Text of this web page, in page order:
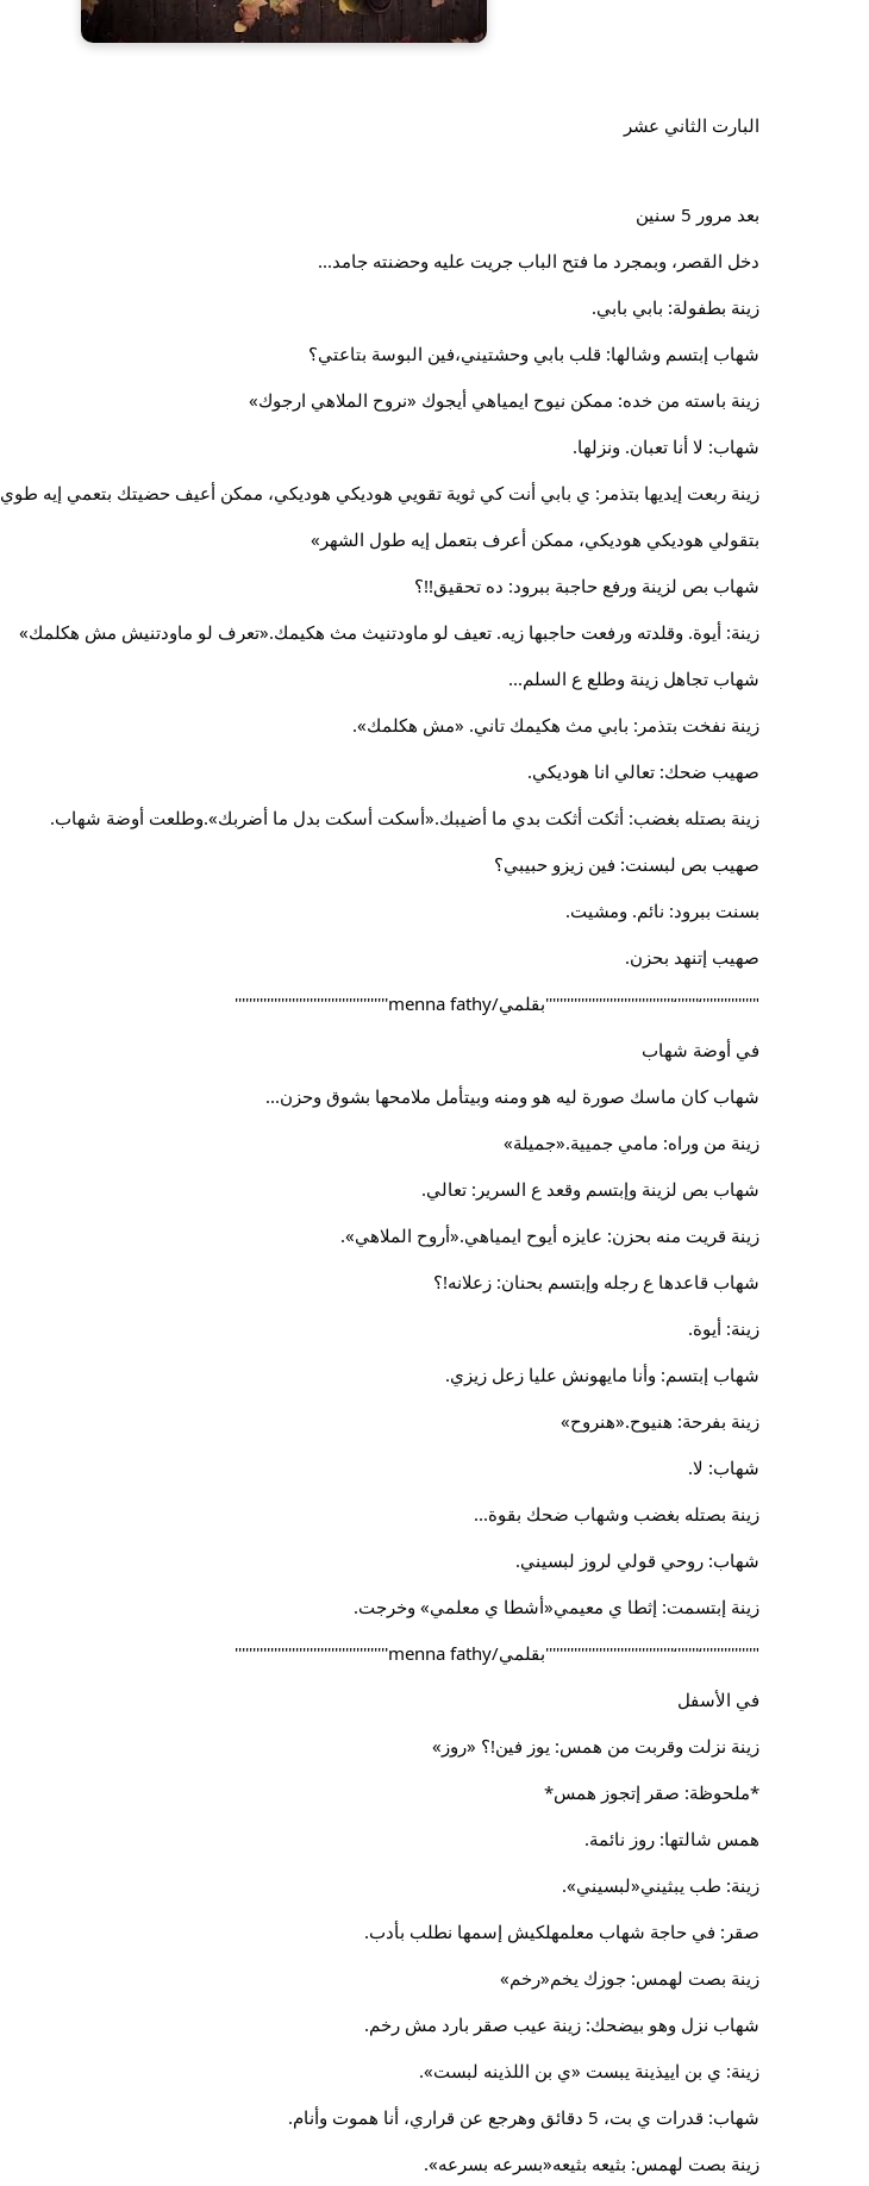
البارت الثاني عشر
بعد مرور 5 سنين
دخل القصر، وبمجرد ما فتح الباب جريت عليه وحضنته جامد...
زينة بطفولة: بابي بابي.
شهاب إبتسم وشالها: قلب بابي وحشتيني،فين البوسة بتاعتي؟
زينة باسته من خده: ممكن نيوح ايمياهي أيجوك «نروح الملاهي ارجوك»
شهاب: لا أنا تعبان. ونزلها.
زينة ربعت إيديها بتذمر: ي بابي أنت كي ثوية تقويي هوديكي هوديكي، ممكن أعيف حضيتك بتعمي إيه
بتقولي هوديكي هوديكي، ممكن أعرف بتعمل إيه طول الشهر»
شهاب بص لزينة ورفع حاجبة ببرود: ده تحقيق!!؟
زينة: أيوة. وقلدته ورفعت حاجبها زيه. تعيف لو ماودتنيث مث هكيمك.«تعرف لو ماودتنيش مش هكلمك»
شهاب تجاهل زينة وطلع ع السلم...
زينة نفخت بتذمر: بابي مث هكيمك تاني. «مش هكلمك».
صهيب ضحك: تعالي انا هوديكي.
زينة بصتله بغضب: أثكت أثكت بدي ما أضيبك.«أسكت أسكت بدل ما أضربك».وطلعت أوضة شهاب.
صهيب بص لبسنت: فين زيزو حبيبي؟
بسنت ببرود: نائم. ومشيت.
صهيب إتنهد بحزن.
"''''''''''''''‘''''''‘''''''''''''''''''''''''''''''''''''بقلمي/menna fathy'''''''''''''''''''''''''''''''''''''''''''
في أوضة شهاب
شهاب كان ماسك صورة ليه هو ومنه وبيتأمل ملامحها بشوق وحزن...
زينة من وراه: مامي جميية.«جميلة»
شهاب بص لزينة وإبتسم وقعد ع السرير: تعالي.
زينة قريت منه بحزن: عايزه أيوح ايمياهي.«أروح الملاهي».
شهاب قاعدها ع رجله وإبتسم بحنان: زعلانه!؟
زينة: أيوة.
شهاب إبتسم: وأنا مايهونش عليا زعل زيزي.
زينة بفرحة: هنيوح.«هنروح»
شهاب: لا.
زينة بصتله بغضب وشهاب ضحك بقوة...
شهاب: روحي قولي لروز لبسيني.
زينة إبتسمت: إثطا ي معيمي«أشطا ي معلمي» وخرجت.
"''''''''''''''‘''''''‘''''''''''''''''''''''''''''''''''''بقلمي/menna fathy'''''''''''''''''''''''''''''''''''''''''''
في الأسفل
زينة نزلت وقربت من همس: يوز فين!؟ «روز»
*ملحوظة: صقر إتجوز همس*
همس شالتها: روز نائمة.
زينة: طب يبثيني«لبسيني».
صقر: في حاجة شهاب معلمهلكيش إسمها نطلب بأدب.
زينة بصت لهمس: جوزك يخم«رخم»
شهاب نزل وهو بيضحك: زينة عيب صقر بارد مش رخم.
زينة: ي بن اييذينة يبست «ي بن اللذينه لبست».
شهاب: قدرات ي بت، 5 دقائق وهرجع عن قراري، أنا هموت وأنام.
زينة بصت لهمس: بثيعه بثيعه«بسرعه بسرعه».